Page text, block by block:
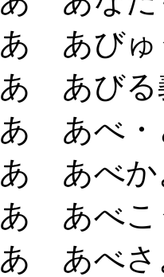
あ あびゅ
あ あび
あ あべ・
あ あべ
あ あべこ
あ あべさ